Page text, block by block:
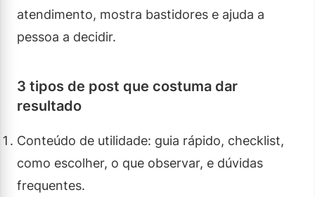
atendimento, mostra bastidores e ajuda a
pessoa a decidir.
3 tipos de post que costuma dar
resultado
Conteúdo de utilidade: guia rápido, checklist,
como escolher, o que observar, e dúvidas
frequentes.